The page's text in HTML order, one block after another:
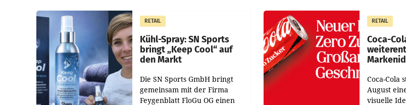
Juli und August versorgt das
Unternehmen Kinder sowie
Der
zur
RETAIL
Kühl-Spray: SN Sports
bringt „Keep Cool“ auf
den Markt
Die SN Sports GmbH bringt
gemeinsam mit der Firma
Feygenblatt FloGu OG einen
RETAIL
Coca-
Coca-Cola
August
visuelle